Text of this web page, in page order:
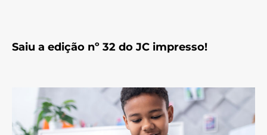
Saiu a edição nº 32 do JC impresso!